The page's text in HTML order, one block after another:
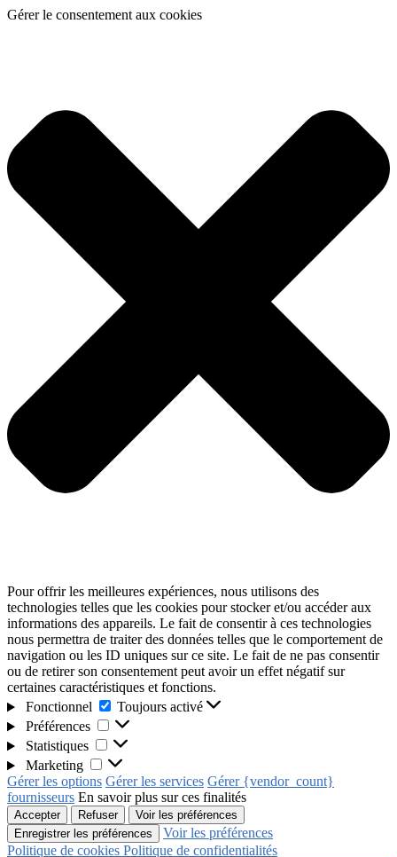
Gérer le consentement aux cookies
Pour offrir les meilleures expériences, nous utilisons des
technologies telles que les cookies pour stocker et/ou accéder aux
informations des appareils. Le fait de consentir à ces technologies
nous permettra de traiter des données telles que le comportement de
navigation ou les ID uniques sur ce site. Le fait de ne pas consentir
ou de retirer son consentement peut avoir un effet négatif sur
certaines caractéristiques et fonctions.
Fonctionnel
Toujours activé
Préférences
Statistiques
Marketing
Gérer les options Gérer les services Gérer {vendor_count}
fournisseurs En savoir plus sur ces finalités
Accepter Refuser
Voir les préférences
Enregistrer les préférences
Voir les préférences
Politique de cookies Politique de confidentialités